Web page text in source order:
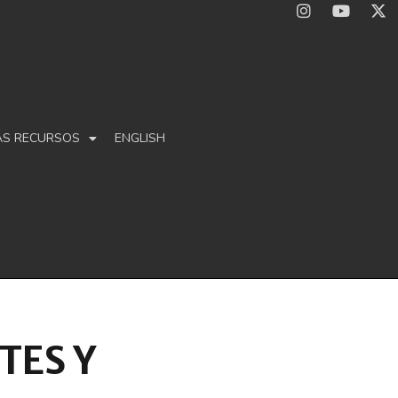
RECURSOS ENGLISH
Y